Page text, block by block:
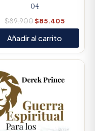
04
$89.900$85.405
Añadir al carrito
was:
Current